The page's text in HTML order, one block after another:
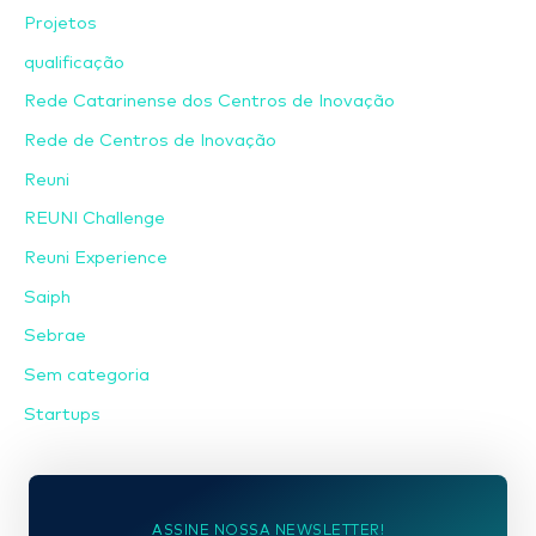
Projetos
qualificação
Rede Catarinense dos Centros de Inovação
Rede de Centros de Inovação
Reuni
REUNI Challenge
Reuni Experience
Saiph
Sebrae
Sem categoria
Startups
ASSINE NOSSA NEWSLETTER!